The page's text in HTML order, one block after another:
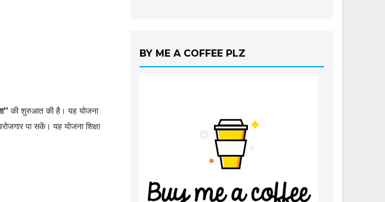
की शुरुआत की है। यह योजना
पा सकें। यह योजना शिक्षा
BY ME A COFFEE PLZ